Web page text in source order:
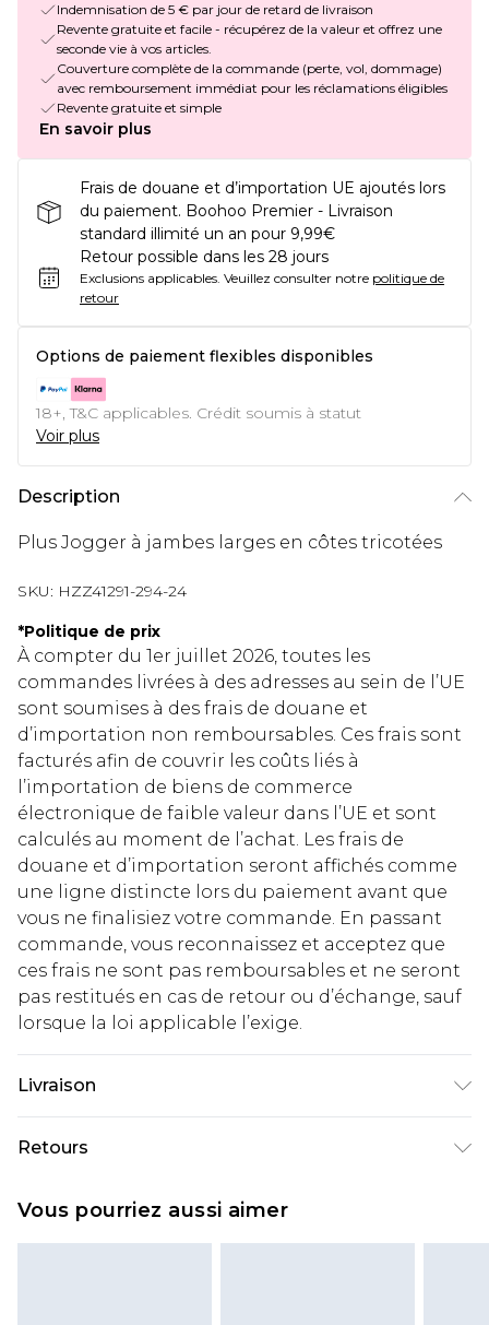
Indemnisation de 5 € par jour de retard de livraison
Revente gratuite et facile - récupérez de la valeur et offrez une
seconde vie à vos articles.
Couverture complète de la commande (perte, vol, dommage)
avec remboursement immédiat pour les réclamations éligibles
Revente gratuite et simple
En savoir plus
Frais de douane et d’importation UE ajoutés lors
du paiement. Boohoo Premier - Livraison
standard illimité un an pour 9,99€
Retour possible dans les 28 jours
Exclusions applicables. Veuillez consulter notre politique de
retour
Options de paiement flexibles disponibles
18+, T&C applicables. Crédit soumis à statut
Voir plus
Description
Plus Jogger à jambes larges en côtes tricotées
SKU: HZZ41291-294-24
*Politique de prix
À compter du 1er juillet 2026, toutes les
commandes livrées à des adresses au sein de l’UE
sont soumises à des frais de douane et
d’importation non remboursables. Ces frais sont
facturés afin de couvrir les coûts liés à
l’importation de biens de commerce
électronique de faible valeur dans l’UE et sont
calculés au moment de l’achat. Les frais de
douane et d’importation seront affichés comme
une ligne distincte lors du paiement avant que
vous ne finalisiez votre commande. En passant
commande, vous reconnaissez et acceptez que
ces frais ne sont pas remboursables et ne seront
pas restitués en cas de retour ou d’échange, sauf
lorsque la loi applicable l’exige.
Livraison
Livraison standard France
€2.99
Livraison express France
Retours
à compter de la réception pour nous retourner
Vous pourriez aussi aimer